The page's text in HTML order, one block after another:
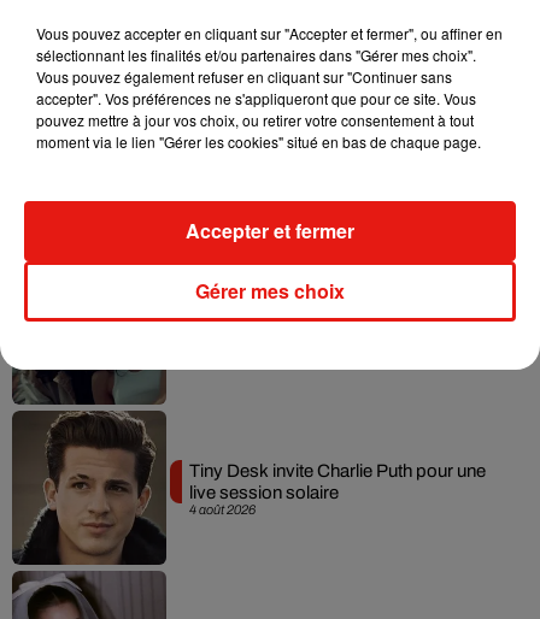
Vélodyssée » et l’EV6 « La Loire à Vélo » ou encore l’Alsace
qui a présenté en 2013 son projet Vélostras, qui a pour but de
créer un maillage d’autoroutes cyclistes d’ici trois ans.
4 août 2026
Tiny Desk invite Charlie Puth pour une
live session solaire
Vous pouvez accepter en cliquant sur "Accepter et fermer", ou affiner en
sélectionnant les finalités et/ou partenaires dans "Gérer mes choix".
Vous pouvez également refuser en cliquant sur "Continuer sans
accepter". Vos préférences ne s'appliqueront que pour ce site. Vous
pouvez mettre à jour vos choix, ou retirer votre consentement à tout
moment via le lien "Gérer les cookies" situé en bas de chaque page.
Gérer mes choix
Accepter et fermer